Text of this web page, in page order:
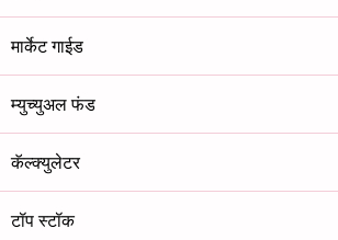
मार्केट गाईड
म्युच्युअल फंड
कॅल्क्युलेटर
टॉप स्टॉक